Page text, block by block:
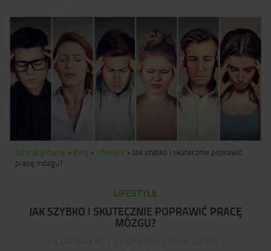
Strona główna > Blog > Lifestyle > Jak szybko i skutecznie poprawić
pracę mózgu?
LIFESTYLE
JAK SZYBKO I SKUTECZNIE POPRAWIĆ PRACĘ
MÓZGU?